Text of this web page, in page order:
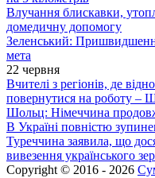
Влучання блискавки,
домедичну допомогу
Зеленський:
мета
22 червня
Вчителі з регіонів, де
повернутися на роботу –
Шольц: Німеччина
В Україні повністю
Туреччина заявила, що
вивезення українського
Copyright © 2016 - 2026